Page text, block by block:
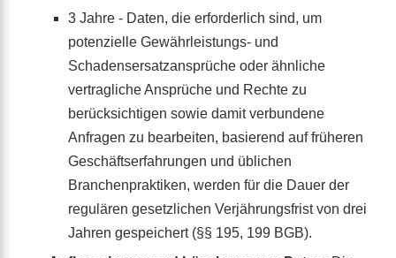
3 Jahre - Daten, die erforderlich sind, um
potenzielle Gewährleistungs- und
Schadensersatzansprüche oder ähnliche
vertragliche Ansprüche und Rechte zu
berücksichtigen sowie damit verbundene
Anfragen zu bearbeiten, basierend auf früheren
Geschäftserfahrungen und üblichen
Branchenpraktiken, werden für die Dauer der
regulären gesetzlichen Verjährungsfrist von drei
Jahren gespeichert (§§ 195, 199 BGB).